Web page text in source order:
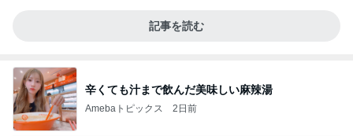
記事を読む
辛くても汁まで飲んだ美味しい麻辣湯
Amebaトピックス 2日前